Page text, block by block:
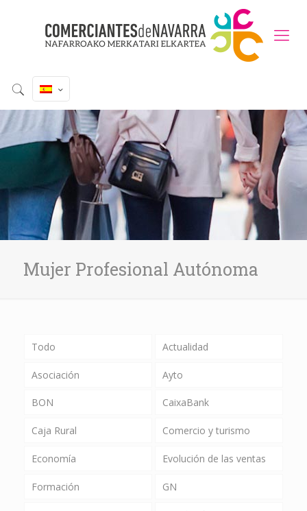
Mujer Profesional Autónoma
Todo Actualidad
Asociación Ayto
BON CaixaBank
Caja Rural Comercio y turismo
Economía Evolución de las ventas
Formación GN